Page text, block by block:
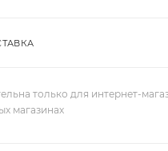
только для интернет-
магазинах